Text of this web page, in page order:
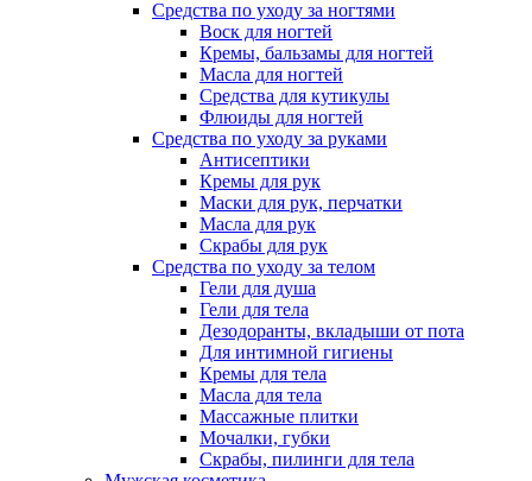
Средства по уходу за ногтями
Воск для ногтей
Кремы, бальзамы для ногтей
Масла для ногтей
Средства для кутикулы
Флюиды для ногтей
Средства по уходу за руками
Антисептики
Кремы для рук
Маски для рук, перчатки
Масла для рук
Скрабы для рук
Средства по уходу за телом
Гели для душа
Гели для тела
Дезодоранты, вкладыши от пота
Для интимной гигиены
Кремы для тела
Масла для тела
Массажные плитки
Мочалки, губки
Скрабы, пилинги для тела